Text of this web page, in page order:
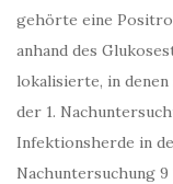
gehörte eine
anhand des
lokalisierte, in
der 1.
Infektionsherde in
Nachuntersu­chung